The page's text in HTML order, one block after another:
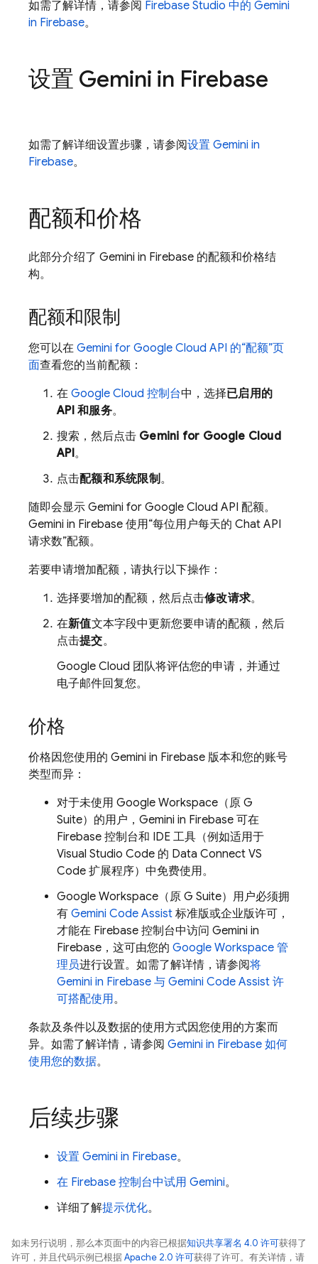
如需了解详情，请参阅 Firebase Studio 中的 Gemini
in Firebase。
设置 Gemini in Firebase
如需了解详细设置步骤，请参阅设置 Gemini in
Firebase。
配额和价格
此部分介绍了 Gemini in Firebase 的配额和价格结
构。
配额和限制
您可以在 Gemini for Google Cloud API 的“配额”页
面查看您的当前配额：
在 Google Cloud 控制台中，选择已启用的
API 和服务。
搜索，然后点击 Gemini for Google Cloud
API。
点击配额和系统限制。
随即会显示 Gemini for Google Cloud API 配额。
Gemini in Firebase 使用“每位用户每天的 Chat API
请求数”配额。
若要申请增加配额，请执行以下操作：
选择要增加的配额，然后点击修改请求。
在新值文本字段中更新您要申请的配额，然后
点击提交。
Google Cloud 团队将评估您的申请，并通过
电子邮件回复您。
价格
价格因您使用的 Gemini in Firebase 版本和您的账号
类型而异：
对于未使用 Google Workspace（原 G
Suite）的用户，Gemini in Firebase 可在
Firebase 控制台和 IDE 工具（例如适用于
Visual Studio Code 的 Data Connect VS
Code 扩展程序）中免费使用。
Google Workspace（原 G Suite）用户必须拥
有 Gemini Code Assist 标准版或企业版许可，
才能在 Firebase 控制台中访问 Gemini in
Firebase ，这可由您的 Google Workspace 管
理员进行设置。如需了解详情，请参阅将
Gemini in Firebase 与 Gemini Code Assist 许
可搭配使用。
条款及条件以及数据的使用方式因您使用的方案而
异。如需了解详情，请参阅 Gemini in Firebase 如何
使用您的数据。
后续步骤
设置 Gemini in Firebase。
在 Firebase 控制台中试用 Gemini。
详细了解提示优化。
如未另行说明，那么本页面中的内容已根据知识共享署名 4.0 许可获得了
许可，并且代码示例已根据Apache 2.0 许可获得了许可。有关详情，请